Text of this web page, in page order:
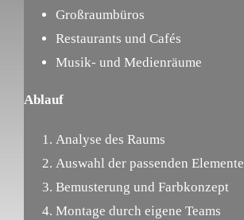
Großraumbüros
Restaurants und Cafés
Musik- und Medienräume
Ablauf
Analyse des Raums
Auswahl der passenden Elemente
Bemusterung und Farbkonzept
Montage durch eigene Teams